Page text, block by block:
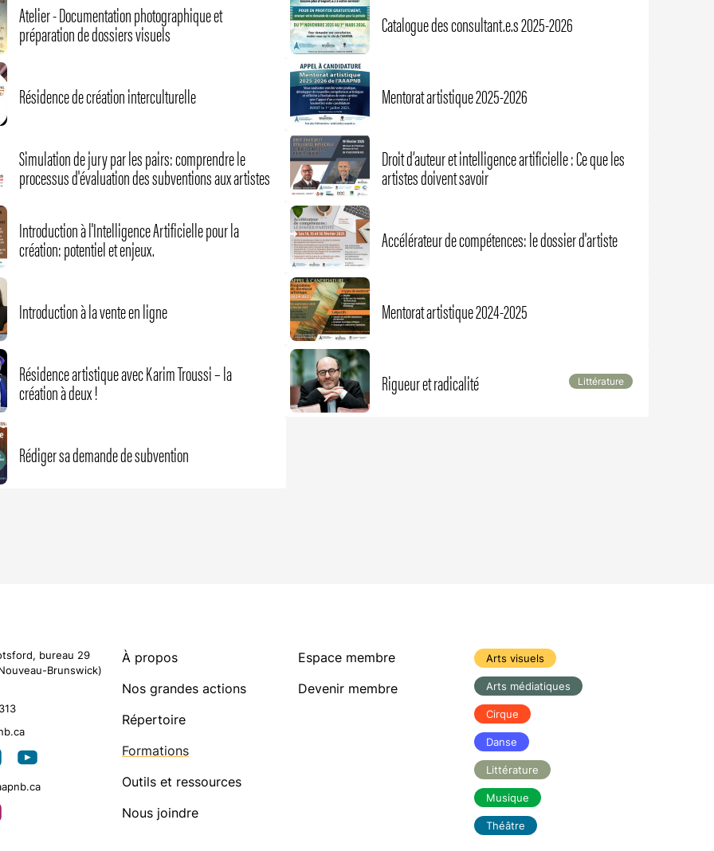
Atelier - Documentation photographique et
préparation de dossiers visuels Catalogue des consultant.e.s 2025-2026
Résidence de création interculturelle Mentorat artistique 2025-2026
Simulation de jury par les pairs: comprendre le
processus d'évaluation des subventions aux artistes
Droit d’auteur et intelligence artificielle : Ce que les
artistes doivent savoir
Introduction à l'Intelligence Artificielle pour la
création: potentiel et enjeux. Accélérateur de compétences: le dossier d'artiste
Introduction à la vente en ligne Mentorat artistique 2024-2025
Résidence artistique avec Karim Troussi – la
création à deux ! Rigueur et radicalité Littérature
Rédiger sa demande de subvention
bureau 29
Brunswick)
À propos
Nos grandes actions
Répertoire
Formations
Outils et ressources
Nous joindre
Espace membre
Devenir membre
Arts visuels
Arts médiatiques
Cirque
Danse
Littérature
Musique
Théâtre